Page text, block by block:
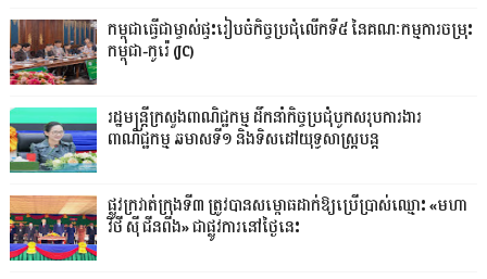
កម្ពុជាធ្វើជាម្ចាស់ផ្ទះរៀបចំកិច្ចប្រជុំលើកទី៥ នៃគណៈកម្មការចម្រុះ
កម្ពុជា-កូរ៉េ (JC)
រដ្ឋមន្ត្រីក្រសួងពាណិជ្ជកម្ម ដឹកនាំកិច្ចប្រជុំបូកសរុបការងារ
ពាណិជ្ជកម្ម ឆមាសទី១ និងទិសដៅយុទ្ធសាស្រ្តបន្ត
ផ្លូវក្រវាត់ក្រុងទី៣ ត្រូវបានសម្ពោធដាក់ឱ្យប្រើប្រាស់ឈ្មោះ «មហា
វិថី ស៊ី ជីនពីង» ជាផ្លូវការនៅថ្ងៃនេះ